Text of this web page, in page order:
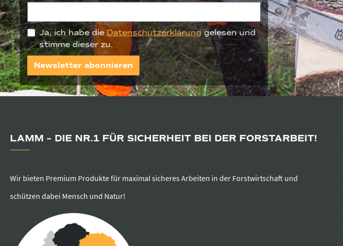
Ja, ich habe dieDatenschutzerklärunggelesen und
stimme dieser zu.
Newsletter abonnieren
LAMM – DIE NR.1 FÜR SICHERHEIT BEI DER FORSTARBEIT!
Wir bieten Premium Produkte für maximal sicheres Arbeiten in der Forstwirtschaft und
schützen dabei Mensch und Natur!